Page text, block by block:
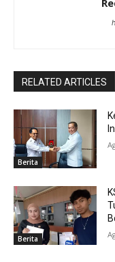
RELATED ARTICLES
Berita
Berita